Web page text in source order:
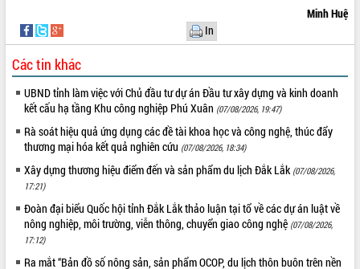
tầng kỹ thuật Cụm công nghiệp Tân
Tiến
Gặp mặt các cơ quan báo chí nhân Kỷ
niệm 101 năm Ngày Báo chí Cách
mạng Việt Nam
Đắk Lắk sơ kết 4 năm triển khai thực
hiện Đề án 06 của Chính phủ
Họp báo thông tin về Hội nghị Công bố
Quy hoạch và Xúc tiến đầu tư tỉnh Đắk
Lắk
Khơi thông điểm nghẽn, đẩy nhanh
giải ngân vốn khắc phục thiên tai
HĐND tỉnh thông qua điều chỉnh Quy
hoạch tỉnh thời kỳ 2021-2030
Minh Huệ
In
Các tin khác
UBND tỉnh làm việc với Chủ đầu tư dự án Đầu tư xây dựng và kinh doanh
kết cấu hạ tầng Khu công nghiệp Phú Xuân (07/08/2026, 19:47)
Rà soát hiệu quả ứng dụng các đề tài khoa học và công nghệ, thúc đẩy
thương mại hóa kết quả nghiên cứu (07/08/2026, 18:34)
Xây dựng thương hiệu điểm đến và sản phẩm du lịch Đắk Lắk (07/08/2026,
17:21)
Đoàn đại biểu Quốc hội tỉnh Đắk Lắk thảo luận tại tổ về các dự án luật về
nông nghiệp, môi trường, viễn thông, chuyển giao công nghệ (07/08/2026,
17:12)
Ra mắt “Bản đồ số nông sản, sản phẩm OCOP, du lịch thôn buôn trên nền